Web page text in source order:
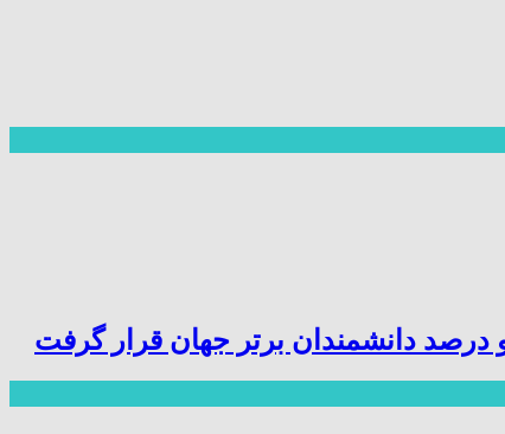
درصد دانشمندان برتر جهان قرار گرفت